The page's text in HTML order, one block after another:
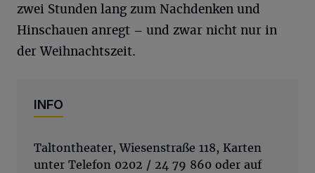
zwei Stunden lang zum Nachdenken und
Hinschauen anregt – und zwar nicht nur in
der Weihnachtszeit.
INFO
Taltontheater, Wiesenstraße 118, Karten
unter Telefon 0202 / 24 79 860 oder auf